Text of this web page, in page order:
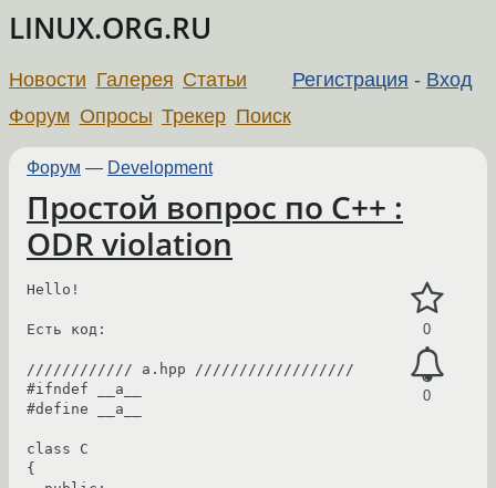
LINUX.ORG.RU
Регистрация - Вход
Новости Галерея Статьи
Форум Опросы Трекер Поиск
Форум — Development
Простой вопрос по C++ :
ODR violation
0
0
Hello!
Есть код:
//////////// a.hpp //////////////////
#ifndef __a__
#define __a__
class C
{